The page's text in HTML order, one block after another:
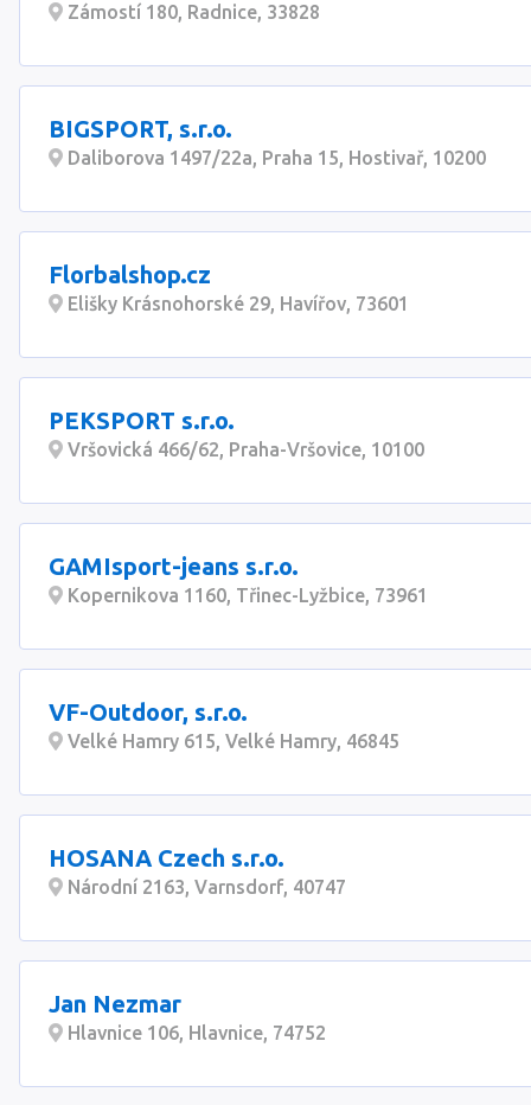
Zámostí 180, Radnice, 33828
BIGSPORT, s.r.o.
Daliborova 1497/22a, Praha 15, Hostivař, 10200
Florbalshop.cz
Elišky Krásnohorské 29, Havířov, 73601
PEKSPORT s.r.o.
Vršovická 466/62, Praha-Vršovice, 10100
GAMIsport-jeans s.r.o.
Kopernikova 1160, Třinec-Lyžbice, 73961
VF-Outdoor, s.r.o.
Velké Hamry 615, Velké Hamry, 46845
HOSANA Czech s.r.o.
Národní 2163, Varnsdorf, 40747
Jan Nezmar
Hlavnice 106, Hlavnice, 74752